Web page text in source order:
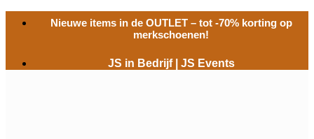
naar
Nieuwe items in de OUTLET– tot -70% korting op
merkschoenen!
JS in Bedrijf JS Events